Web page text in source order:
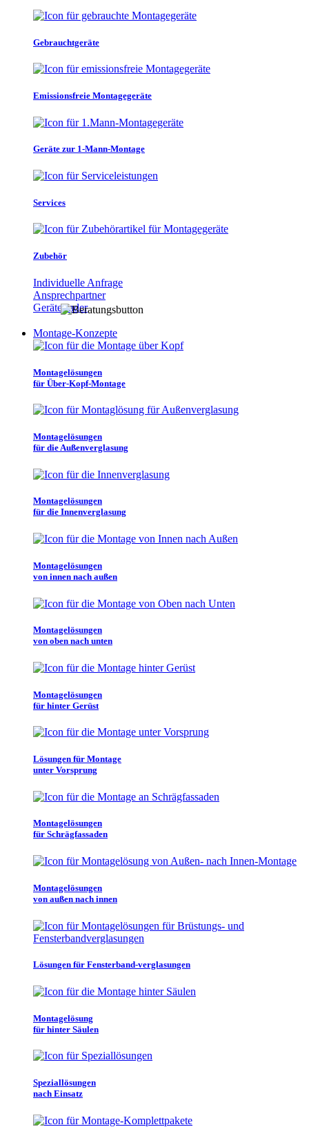
Gebrauchtgeräte
Emissionsfreie Montagegeräte
Geräte zur 1-Mann-Montage
Services
Zubehör
Individuelle Anfrage
Ansprechpartner
Gerätefinder
Montage-Konzepte
Montagelösungen
für Über-Kopf-Montage
Montagelösungen
für die Außenverglasung
Montagelösungen
für die Innenverglasung
Montagelösungen
von innen nach außen
Montagelösungen
von oben nach unten
Montagelösungen
für hinter Gerüst
Lösungen für Montage
unter Vorsprung
Montagelösungen
für Schrägfassaden
Montagelösungen
von außen nach innen
Lösungen für Fensterband-verglasungen
Montagelösung
für hinter Säulen
Speziallösungen
nach Einsatz